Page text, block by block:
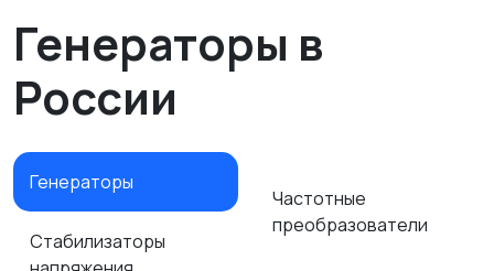
Генераторы в
России
Генераторы
Стабилизаторы
Частотные
преобразователи